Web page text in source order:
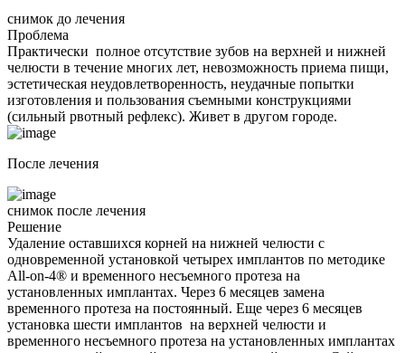
снимок до лечения
Проблема
Практически полное отсутствие зубов на верхней и нижней
челюсти в течение многих лет, невозможность приема пищи,
эстетическая неудовлетворенность, неудачные попытки
изготовления и пользования съемными конструкциями
(сильный рвотный рефлекс). Живет в другом городе.
После лечения
снимок после лечения
Решение
Удаление оставшихся корней на нижней челюсти с
одновременной установкой четырех имплантов по методике
All-on-4® и временного несъемного протеза на
установленных имплантах. Через 6 месяцев замена
временного протеза на постоянный. Еще через 6 месяцев
установка шести имплантов на верхней челюсти и
временного несъемного протеза на установленных имплантах